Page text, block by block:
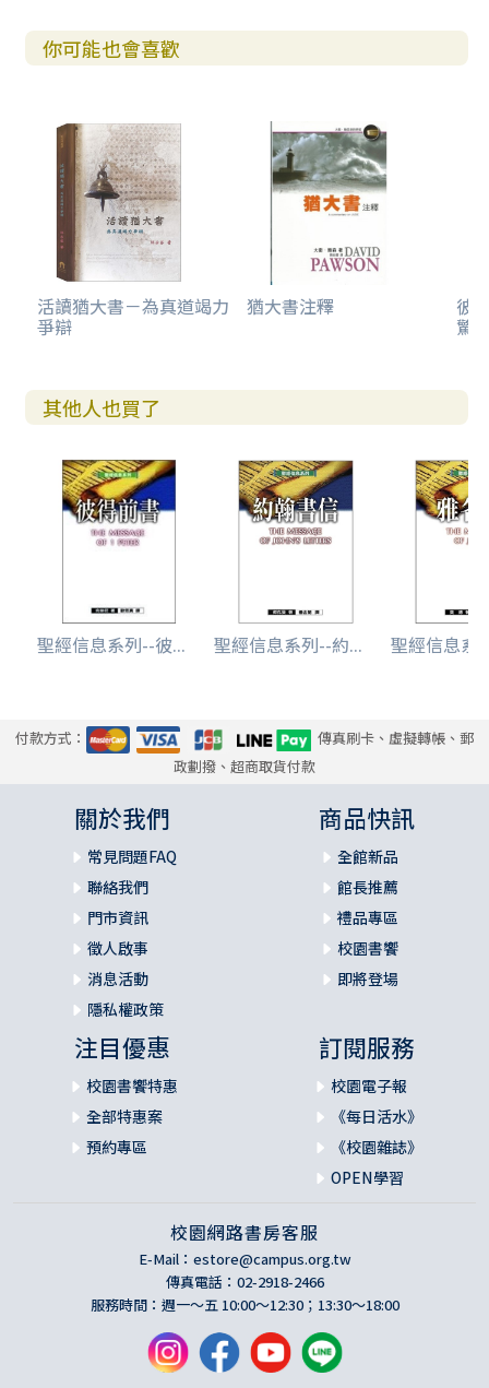
你可能也會喜歡
活讀猶大書－為真道竭力
爭辯
猶大書注釋 彼
驚
其他人也買了
聖經信息系列--彼... 聖經信息系列--約... 聖經信息系
付款方式：
傳真刷卡、虛擬轉帳、郵
政劃撥、超商取貨付款
關於我們
常見問題FAQ
聯絡我們
門市資訊
徵人啟事
消息活動
隱私權政策
商品快訊
全館新品
館長推薦
禮品專區
校園書饗
即將登場
注目優惠
校園書饗特惠
全部特惠案
預約專區
訂閱服務
校園電子報
《每日活水》
《校園雜誌》
OPEN學習
校園網路書房客服
E-Mail： estore@campus.org.tw
傳真電話：02-2918-2466
服務時間：週一～五 10:00～12:30；13:30～18:00